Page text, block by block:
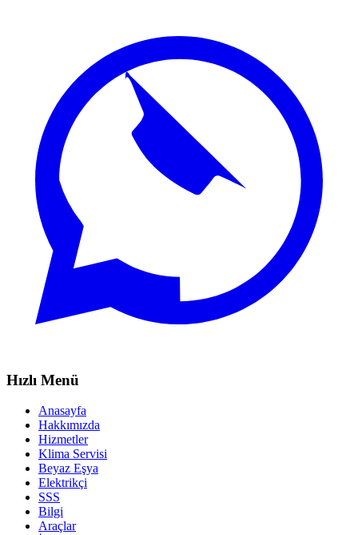
Hızlı Menü
Anasayfa
Hakkımızda
Hizmetler
Klima Servisi
Beyaz Eşya
Elektrikçi
SSS
Bilgi
Araçlar